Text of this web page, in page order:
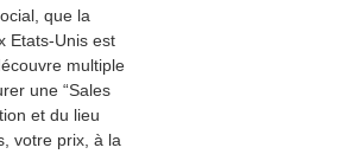
que la
Etats-Unis est
multiple
une “Sales
et du lieu
votre prix, à la